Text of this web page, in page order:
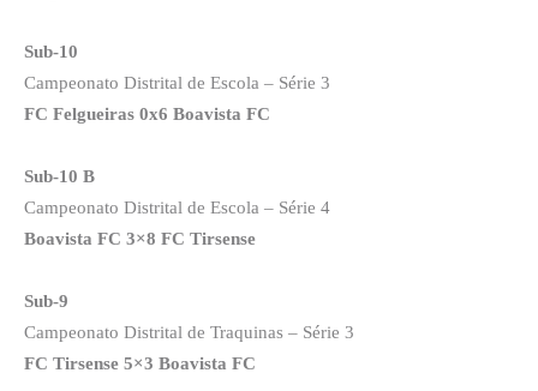
Sub-10
Campeonato Distrital de Escola – Série 3
FC Felgueiras 0x6 Boavista FC
Sub-10 B
Campeonato Distrital de Escola – Série 4
Boavista FC 3×8 FC Tirsense
Sub-9
Campeonato Distrital de Traquinas – Série 3
FC Tirsense 5×3 Boavista FC